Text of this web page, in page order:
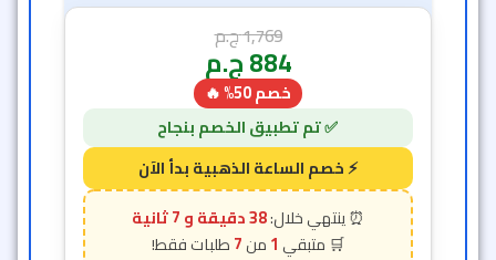
1,769ج.م
884ج.م
خصم 50% 🔥
38 دقيقة و 5 ثانية
1
7